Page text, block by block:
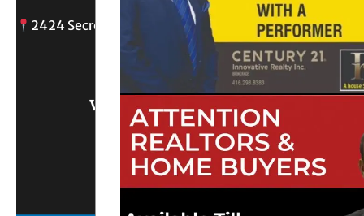
2424 Secreto drive, Oshawa, ON
info@
Write Us What You Think